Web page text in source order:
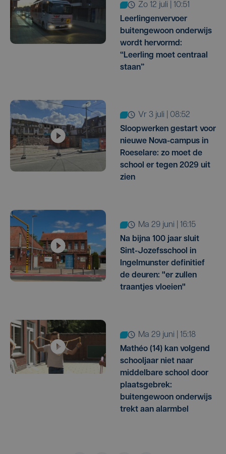
zo 12 juli | 10:51
Leerlingenvervoer
buitengewoon onderwijs
wordt hervormd:
“Leerling moet centraal
staan”
vr 3 juli | 08:52
Sloopwerken gestart voor
nieuwe Nova-campus in
Roeselare: zo moet de
school er tegen 2029 uit
zien
ma 29 juni | 16:15
Na bijna 100 jaar sluit
Sint-Jozefsschool in
Ingelmunster definitief
de deuren: "er zullen
traantjes vloeien"
ma 29 juni | 15:18
Mathéo (14) kan volgend
schooljaar niet naar
middelbare school door
plaatsgebrek:
buitengewoon onderwijs
trekt aan alarmbel